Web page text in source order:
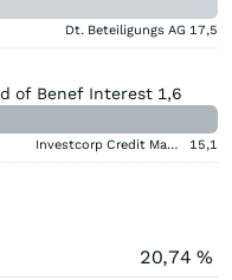
Dt. Beteiligungs AG 17,5
of Benef Interest 1,6
Investcorp Credit Management BDC 15,1
20,74 %